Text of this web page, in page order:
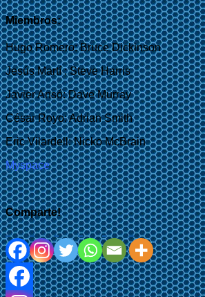
Miembros:
Hugo Romero: Bruce Dickinson
Jesús Martí : Steve Harris
Javier Ansó: Dave Murray
César Royo: Adrian Smith
Eric Vilardell: Nicko McBrain
Myspace
Comparte!